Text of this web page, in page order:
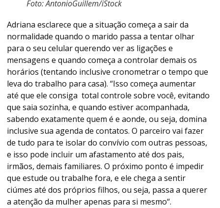
Foto: AntonioGuillem/iStock
Adriana esclarece que a situação começa a sair da
normalidade quando o marido passa a tentar olhar
para o seu celular querendo ver as ligações e
mensagens e quando começa a controlar demais os
horários (tentando inclusive cronometrar o tempo que
leva do trabalho para casa). “Isso começa aumentar
até que ele consiga total controle sobre você, evitando
que saia sozinha, e quando estiver acompanhada,
sabendo exatamente quem é e aonde, ou seja, domina
inclusive sua agenda de contatos. O parceiro vai fazer
de tudo para te isolar do convívio com outras pessoas,
e isso pode incluir um afastamento até dos pais,
irmãos, demais familiares. O próximo ponto é impedir
que estude ou trabalhe fora, e ele chega a sentir
ciúmes até dos próprios filhos, ou seja, passa a querer
a atenção da mulher apenas para si mesmo“.